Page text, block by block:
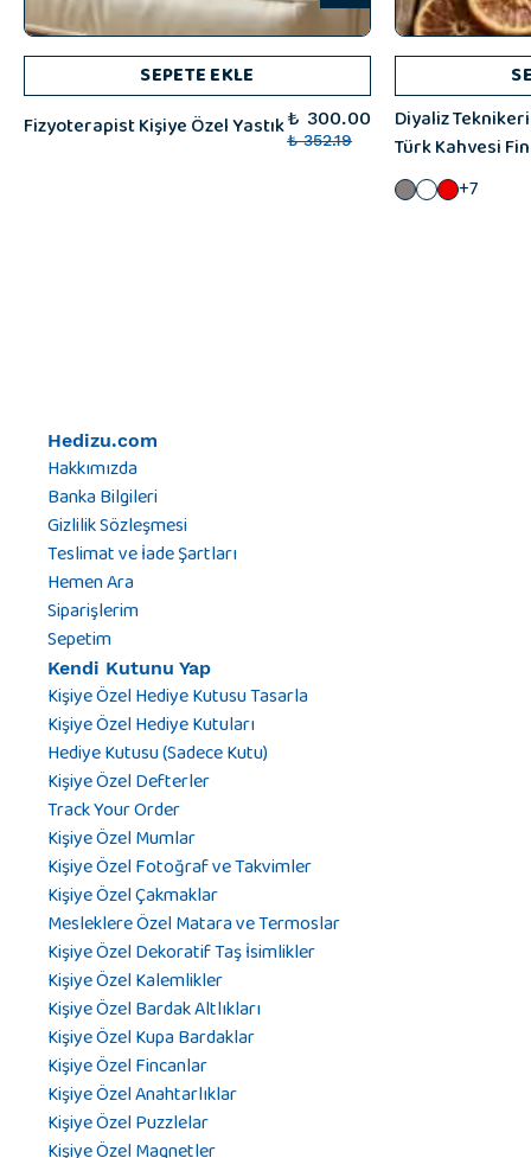
SEPETE EKLE
Fizyoterapist Kişiye Özel Yastık₺ 300.00
₺ 352.19
Diyaliz
Türk Kahvesi
+7
Hedizu.com
Hakkımızda
Banka Bilgileri
Gizlilik Sözleşmesi
Teslimat ve İade Şartları
Hemen Ara
Siparişlerim
Sepetim
Kendi Kutunu Yap
Kişiye Özel Hediye Kutusu Tasarla
Kişiye Özel Hediye Kutuları
Hediye Kutusu (Sadece Kutu)
Kişiye Özel Defterler
Track Your Order
Kişiye Özel Mumlar
Kişiye Özel Fotoğraf ve Takvimler
Kişiye Özel Çakmaklar
Mesleklere Özel Matara ve Termoslar
Kişiye Özel Dekoratif Taş İsimlikler
Kişiye Özel Kalemlikler
Kişiye Özel Bardak Altlıkları
Kişiye Özel Kupa Bardaklar
Kişiye Özel Fincanlar
Kişiye Özel Anahtarlıklar
Kişiye Özel Puzzlelar